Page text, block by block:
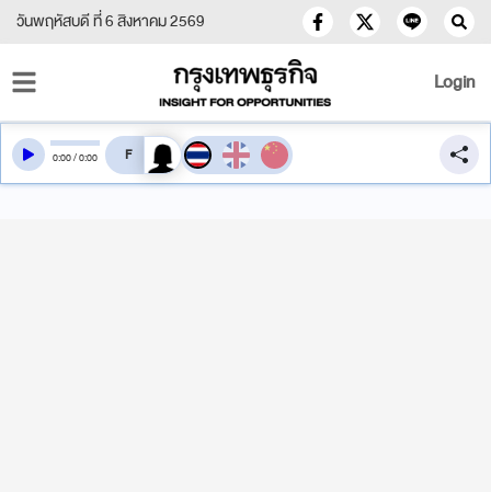
วันพฤหัสบดี ที่ 6 สิงหาคม 2569
Login
0:00/0:00 สลับเสียงอ่าน